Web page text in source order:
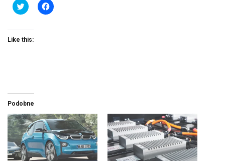
C
l
k
t
o
w
t
t
e
r
(
O
p
C
l
e
b
o
o
k
(
O
Like this:
Podobne